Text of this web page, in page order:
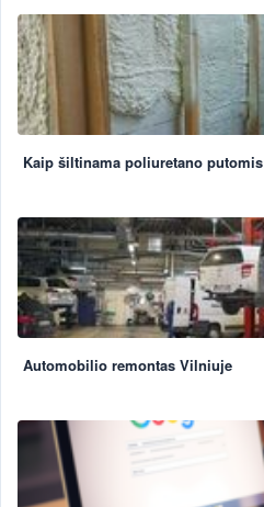
Kaip šiltinama poliuretano putomis
Automobilio remontas Vilniuje